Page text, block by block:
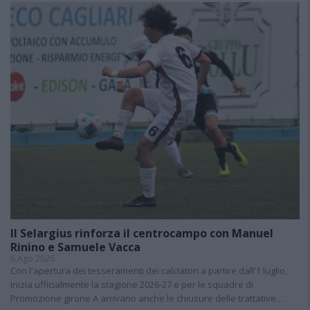
Il Selargius rinforza il centrocampo con Manuel
Rinino e Samuele Vacca
6 Ago 2026
Con l'apertura dei tesseramenti dei calciatori a partire dall'1 luglio,
inizia ufficialmente la stagione 2026-27 e per le squadre di
Promozione girone A arrivano anche le chiusure delle trattative…